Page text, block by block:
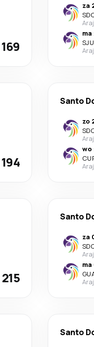
za
ma
SJU
Santo
zo
wo
Santo
za
Santo